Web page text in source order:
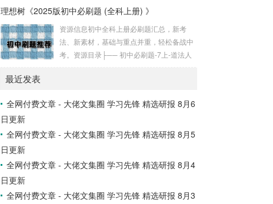
今天分享的两个书源网站就是收集了众多书
源规则的书源仓库。Yiove书源仓库第一个
是Yiove书源...
说（套装共30册）.epub。古典文学必读：
链接：https://pan.quark.cn/s/2b38240b29e
a...
理想树《2025版初中必刷题 (全科上册) 》
资源信息初中全科上册必刷题汇总，新考
法、新素材，基础与重点并重，轻松备战中
考。资源目录├── 初中必刷题-7上-道法人
f 184.32M ├── 初中必刷题-7上-地理人教
最近发表
全网付费文章 - 大佬文集圈 学习先锋 精选研报 8月6
日更新
全网付费文章 - 大佬文集圈 学习先锋 精选研报 8月5
日更新
全网付费文章 - 大佬文集圈 学习先锋 精选研报 8月4
日更新
全网付费文章 - 大佬文集圈 学习先锋 精选研报 8月3